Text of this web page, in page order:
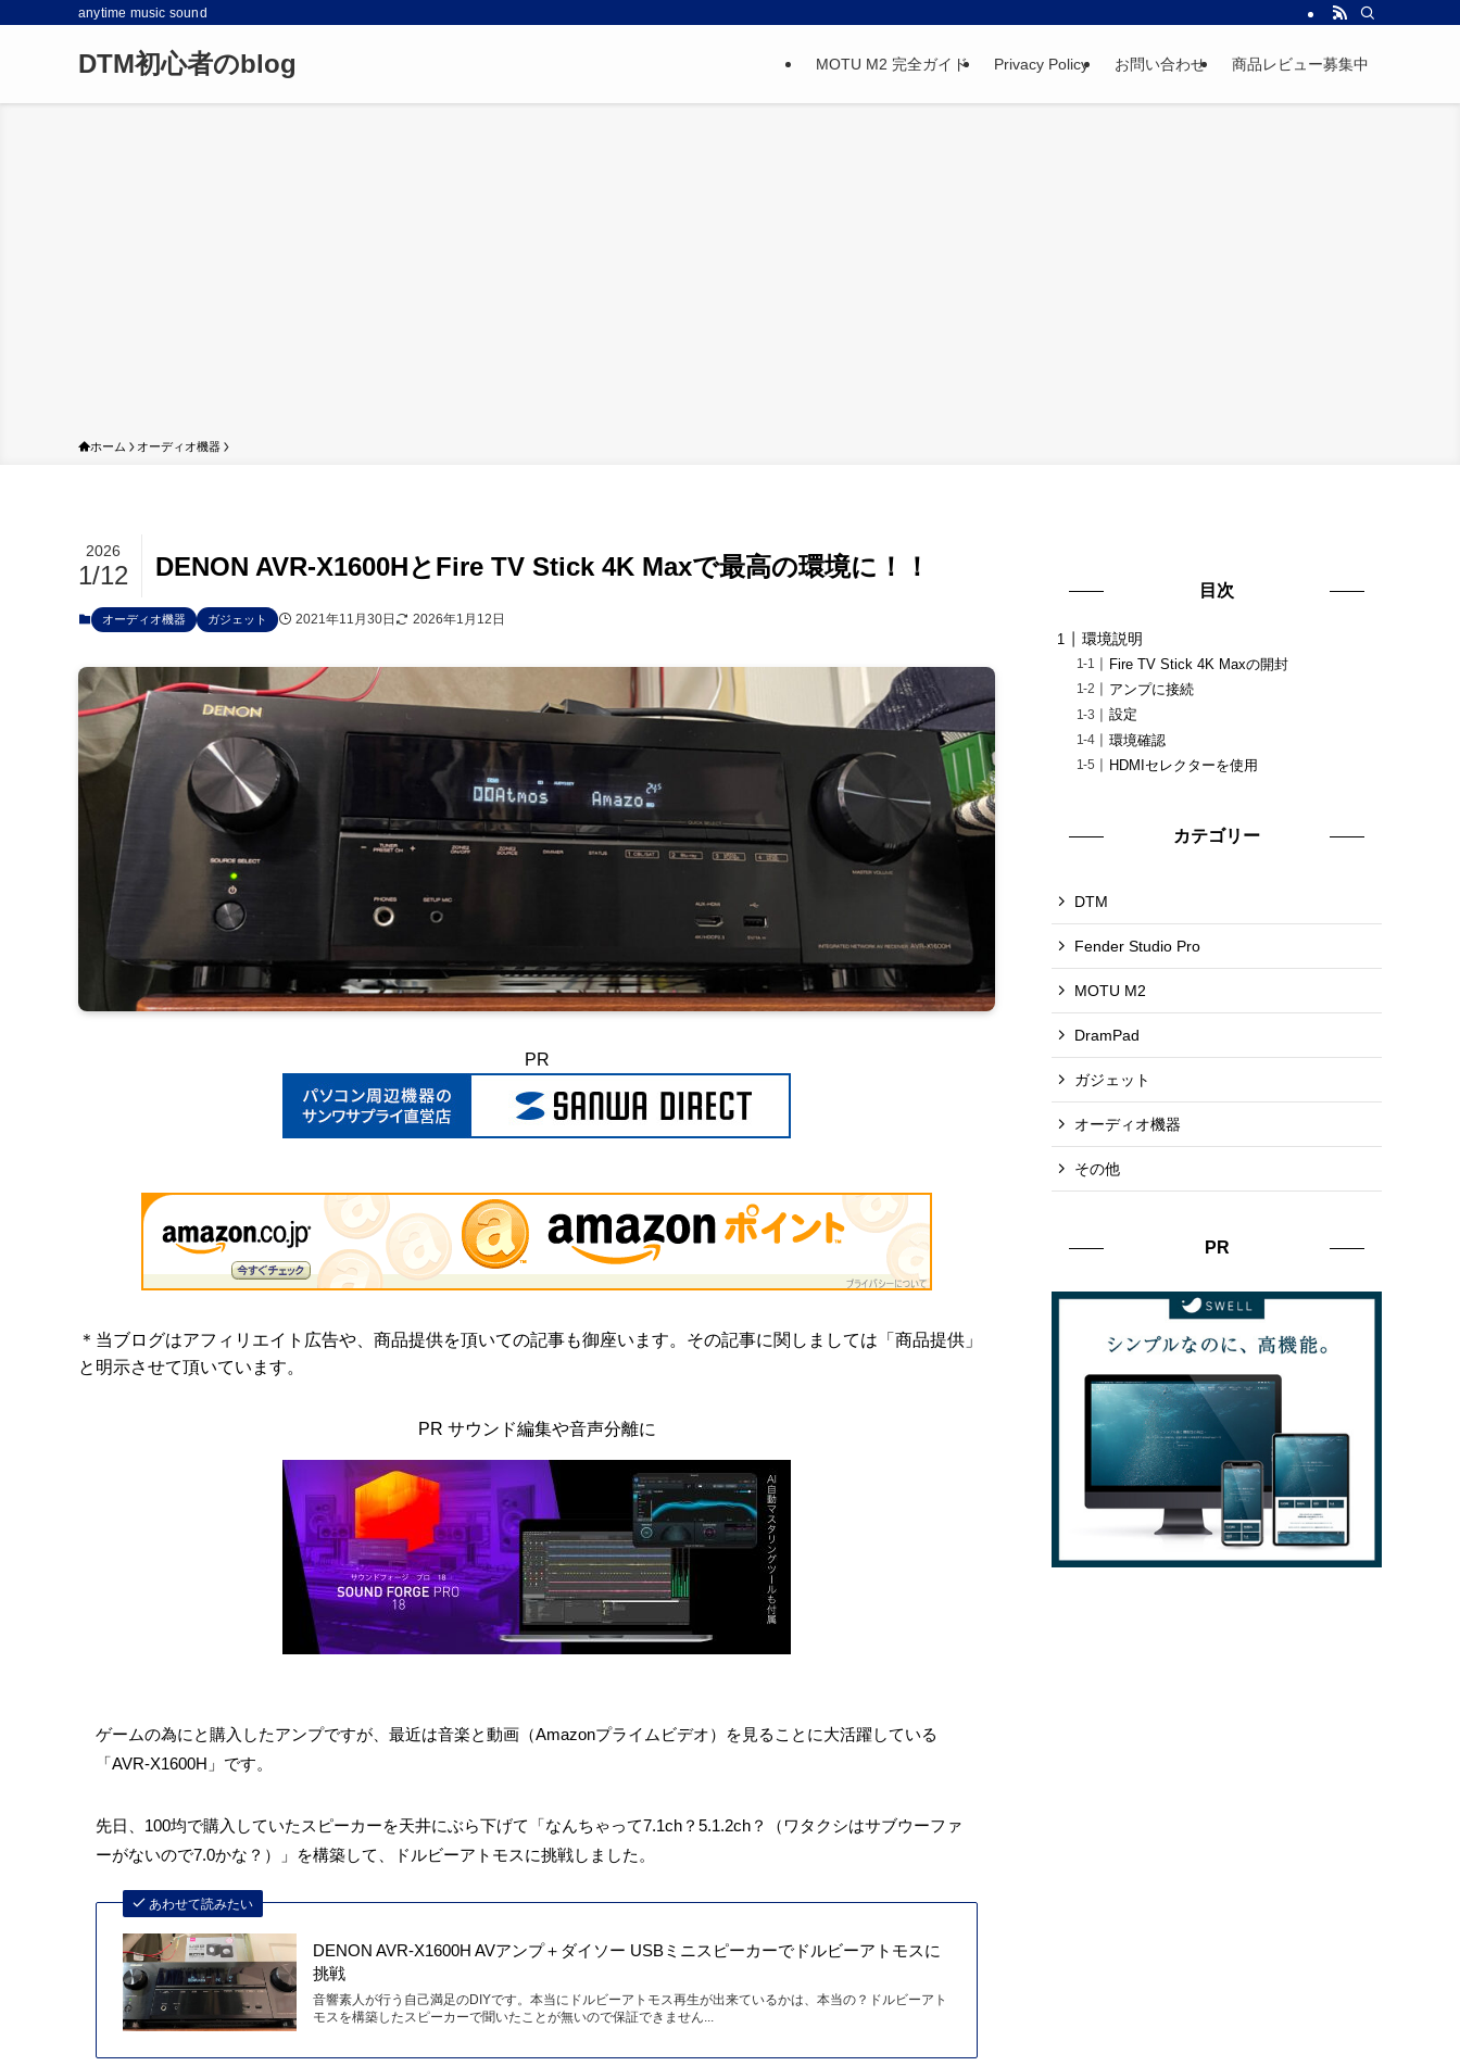
anytime music sound
DTM初心者のblog MOTU M2 完全ガイド Privacy Policy お問い合わせ 商品レビュー募集中
ホーム オーディオ機器
DENON AVR-X1600HとFire TV Stick 4K Maxで最高の環境に！！
2026
1/12
オーディオ機器 ガジェット 2021年11月30日 2026年1月12日
PR
＊当ブログはアフィリエイト広告や、商品提供を頂いての記事も御座います。その記事に関しましては「商品提供」
と明示させて頂いています。
PR サウンド編集や音声分離に
ゲームの為にと購入したアンプですが、最近は音楽と動画（Amazonプライムビデオ）を見ることに大活躍している
「AVR-X1600H」です。
先日、100均で購入していたスピーカーを天井にぶら下げて「なんちゃって7.1ch？5.1.2ch？（ワタクシはサブウーファ
ーがないので7.0かな？）」を構築して、ドルビーアトモスに挑戦しました。
あわせて読みたい
DENON AVR-X1600H AVアンプ＋ダイソー USBミニスピーカーでドルビーアトモスに
挑戦
音響素人が行う自己満足のDIYです。本当にドルビーアトモス再生が出来ているかは、本当の？ドルビーアト
モスを構築したスピーカーで聞いたことが無いので保証できません...
目次
環境説明
Fire TV Stick 4K Maxの開封
アンプに接続
設定
環境確認
HDMIセレクターを使用
カテゴリー
DTM
Fender Studio Pro
MOTU M2
DramPad
ガジェット
オーディオ機器
その他
PR